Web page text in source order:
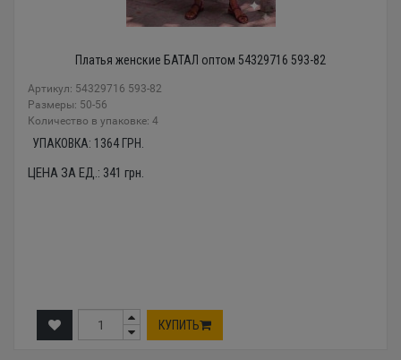
Платья женские БАТАЛ оптом 54329716 593-82
Артикул: 54329716 593-82
Размеры: 50-56
Количество в упаковке: 4
УПАКОВКА: 1364 ГРН.
ЦЕНА ЗА ЕД.: 341 грн.
КУПИТЬ